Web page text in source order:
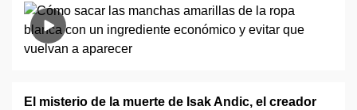
El misterio de la muerte de Isak Andic, el creador